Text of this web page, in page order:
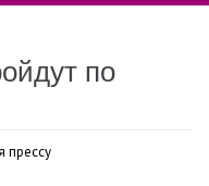
по
прессу